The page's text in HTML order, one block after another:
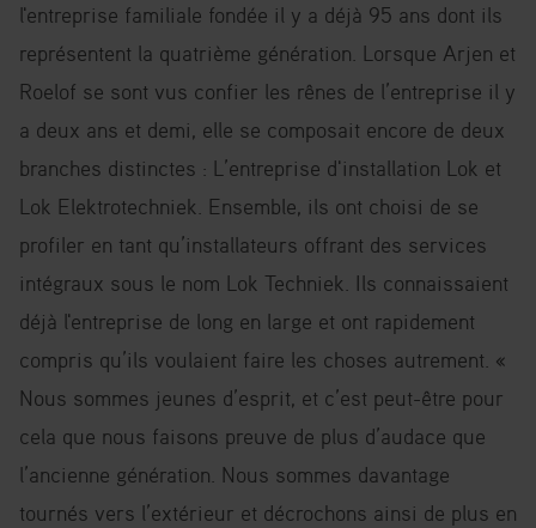
l'entreprise familiale fondée il y a déjà 95 ans dont ils
représentent la quatrième génération. Lorsque Arjen et
Roelof se sont vus confier les rênes de l’entreprise il y
a deux ans et demi, elle se composait encore de deux
branches distinctes : L’entreprise d'installation Lok et
Lok Elektrotechniek. Ensemble, ils ont choisi de se
profiler en tant qu’installateurs offrant des services
intégraux sous le nom Lok Techniek. Ils connaissaient
déjà l'entreprise de long en large et ont rapidement
compris qu’ils voulaient faire les choses autrement. «
Nous sommes jeunes d’esprit, et c’est peut-être pour
cela que nous faisons preuve de plus d’audace que
l’ancienne génération. Nous sommes davantage
tournés vers l’extérieur et décrochons ainsi de plus en